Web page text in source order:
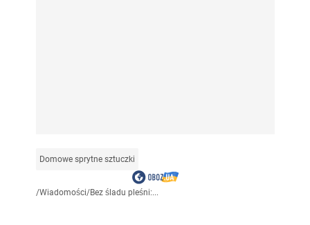
Domowe sprytne sztuczki
/Wiadomości/Bez śladu pleśni:...